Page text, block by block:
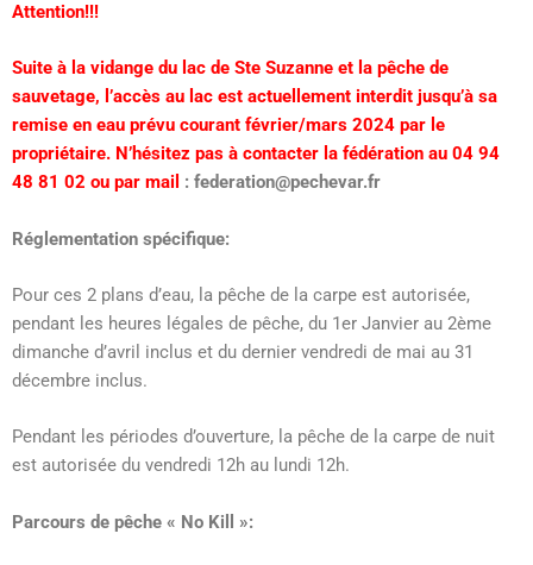
Attention!!!
Suite à la vidange du lac de Ste Suzanne et la pêche de
sauvetage, l’accès au lac est actuellement interdit jusqu’à sa
remise en eau prévu courant février/mars 2024 par le
propriétaire. N’hésitez pas à contacter la fédération au 04 94
48 81 02 ou par mail : federation@pechevar.fr
Réglementation spécifique:
Pour ces 2 plans d’eau, la pêche de la carpe est autorisée,
pendant les heures légales de pêche, du 1er Janvier au 2ème
dimanche d’avril inclus et du dernier vendredi de mai au 31
décembre inclus.
Pendant les périodes d’ouverture, la pêche de la carpe de nuit
est autorisée du vendredi 12h au lundi 12h.
Parcours de pêche « No Kill »: